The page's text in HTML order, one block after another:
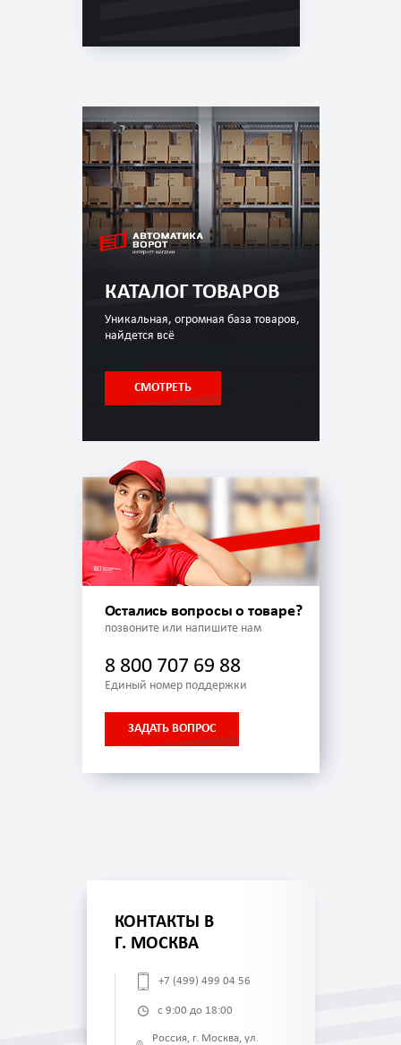
КАТАЛОГ ТОВАРОВ
Уникальная, огромная база товаров,
найдется всё
СМОТРЕТЬ
Остались вопросы о товаре?
позвоните или напишите нам
8 800 707 69 88
Единый номер поддержки
ЗАДАТЬ ВОПРОС
КОНТАКТЫ В
Г. МОСКВА
+7 (499) 499 04 56
с 9:00 до 18:00
Россия, г. Москва, ул.